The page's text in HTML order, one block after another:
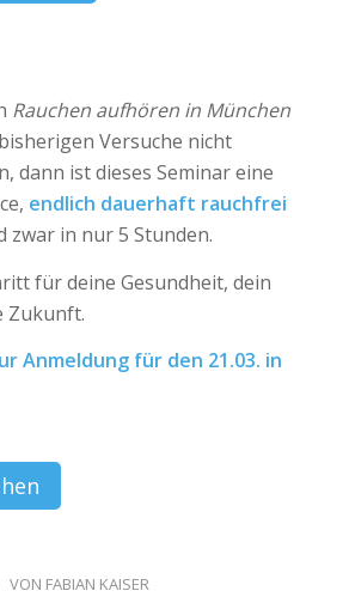
Rauchen aufhören in München
Versuche nicht
dann ist dieses Seminar eine
endlich dauerhaft rauchfrei
zwar in nur 5 Stunden.
für deine Gesundheit, dein
Zukunft.
Anmeldung für den 21.03. in
VON FABIAN KAISER